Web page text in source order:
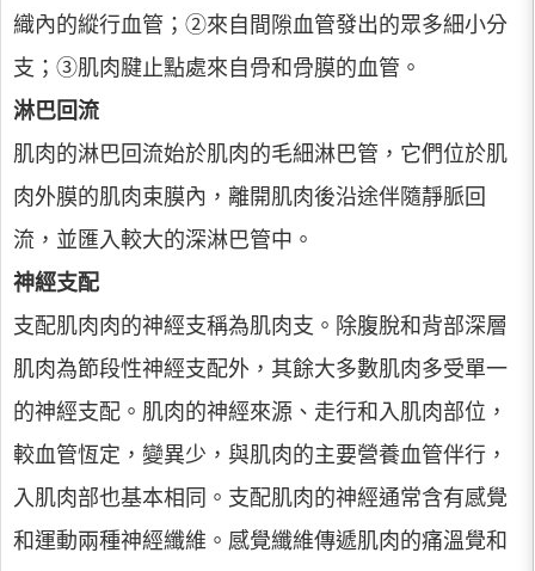
織內的縱行血管；②來自間隙血管發出的眾多細小分
支；③肌肉腱止點處來自骨和骨膜的血管。
淋巴回流
肌肉的淋巴回流始於肌肉的毛細淋巴管，它們位於肌
肉外膜的肌肉束膜內，離開肌肉後沿途伴隨靜脈回
流，並匯入較大的深淋巴管中。
神經支配
支配肌肉肉的神經支稱為肌肉支。除腹脫和背部深層
肌肉為節段性神經支配外，其餘大多數肌肉多受單一
的神經支配。肌肉的神經來源、走行和入肌肉部位，
較血管恆定，變異少，與肌肉的主要營養血管伴行，
入肌肉部也基本相同。支配肌肉的神經通常含有感覺
和運動兩種神經纖維。感覺纖維傳遞肌肉的痛溫覺和